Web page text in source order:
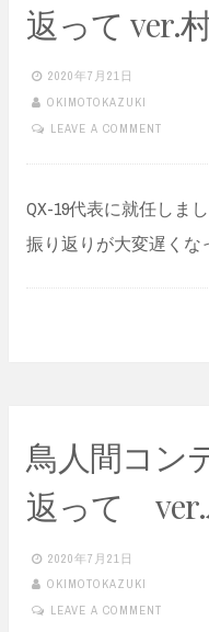
返って ver.
2020年7月21日
OKIMOTOKAZUKI
LEAVE A COMMENT
QX-19代表に就任しま
振り返りが大変遅くな
鳥人間コン
返って
2020年7月21日
OKIMOTOKAZUKI
LEAVE A COMMENT